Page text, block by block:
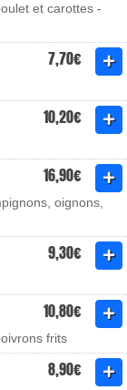
et carottes -
7,70€
10,20€
16,90€
oignons,
9,30€
10,80€
frits
8,90€